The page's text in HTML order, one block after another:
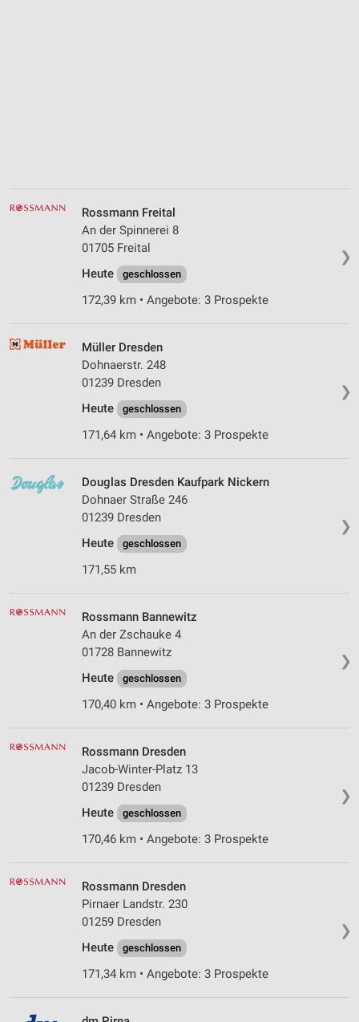
❯
Rossmann Freital
An der Spinnerei 8
01705 Freital
Heute
geschlossen
172,39 km • Angebote: 3 Prospekte
❯
Müller Dresden
Dohnaerstr. 248
01239 Dresden
Heute
geschlossen
171,64 km • Angebote: 3 Prospekte
❯
Douglas Dresden Kaufpark Nickern
Dohnaer Straße 246
01239 Dresden
Heute
geschlossen
171,55 km
❯
Rossmann Bannewitz
An der Zschauke 4
01728 Bannewitz
Heute
geschlossen
170,40 km • Angebote: 3 Prospekte
❯
Rossmann Dresden
Jacob-Winter-Platz 13
01239 Dresden
Heute
geschlossen
170,46 km • Angebote: 3 Prospekte
❯
Rossmann Dresden
Pirnaer Landstr. 230
01259 Dresden
Heute
geschlossen
171,34 km • Angebote: 3 Prospekte